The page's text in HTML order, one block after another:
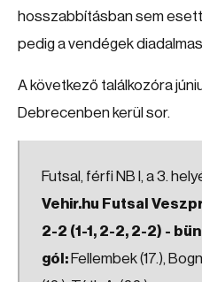
hosszabbításban sem
pedig a vendégek
A következő találkozóra
Debrecenben kerül sor.
Futsal, férfi NB I, a 3.
Vehir.hu Futsal
2-2 (1-1, 2-2, 2-2) -
gól: Fellembek (17.),